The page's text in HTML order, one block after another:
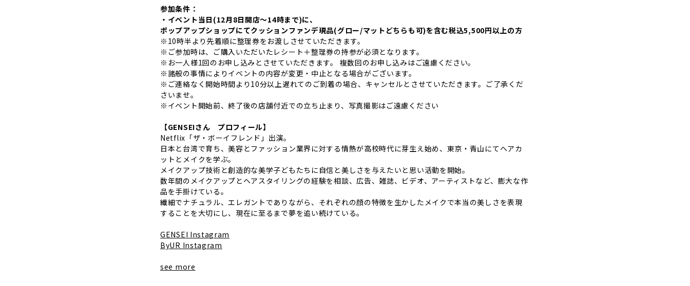
参加条件：
・イベント当日(12月8日開店〜14時まで)に、
ポップアップショップにてクッションファンデ現品(グロー/マットどちらも可)を含む税込5,500円以上の方
※10時半より先着順に整理券をお渡しさせていただきます。
※ご参加時は、ご購入いただいたレシート＋整理券の持参が必須となります。
※お一人様1回のお申し込みとさせていただきます。 複数回のお申し込みはご遠慮ください。
※諸般の事情によりイベントの内容が変更・中止となる場合がございます。
※ご連絡なく開始時間より10分以上遅れてのご到着の場合、キャンセルとさせていただきます。ご了承くだ
さいませ。
※イベント開始前、終了後の店舗付近での立ち止まり、写真撮影はご遠慮ください
【GENSEIさん プロフィール】
Netflix「ザ・ボーイフレンド」出演。
日本と台湾で育ち、美容とファッション業界に対する情熱が高校時代に芽生え始め、東京・青山にてヘアカ
ットとメイクを学ぶ。
メイクアップ技術と創造的な美学子どもたちに自信と美しさを与えたいと思い活動を開始。
数年間のメイクアップとヘアスタイリングの経験を相談、広告、雑誌、ビデオ、アーティストなど、膨大な作
品を手掛けている。
繊細でナチュラル、エレガントでありながら、それぞれの顔の特徴を生かしたメイクで本当の美しさを表現
することを大切にし、現在に至るまで夢を追い続けている。
GENSEI Instagram
ByUR Instagram
see more